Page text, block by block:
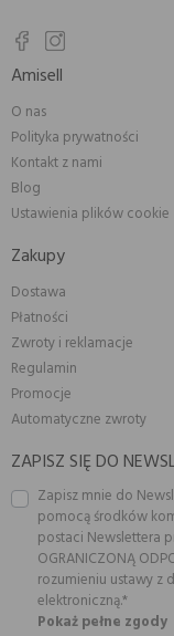
Amisell
O nas
Polityka prywatności
Kontakt z nami
Blog
Ustawienia plików cookie
Zakupy
Dostawa
Płatności
Zwroty i reklamacje
Regulamin
Promocje
Automatyczne zwroty
ZAPISZ SIĘ DO
Zapisz mnie do
pomocą środków
postaci Newslettera
OGRANICZONĄ
rozumieniu ustawy z
elektroniczną.*
Pokaż pełne zgody